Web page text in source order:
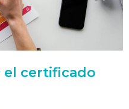
el certificado